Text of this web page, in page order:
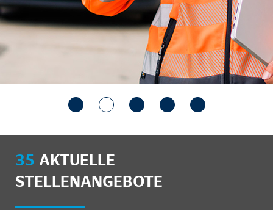
35 AKTUELLE
STELLENANGEBOTE